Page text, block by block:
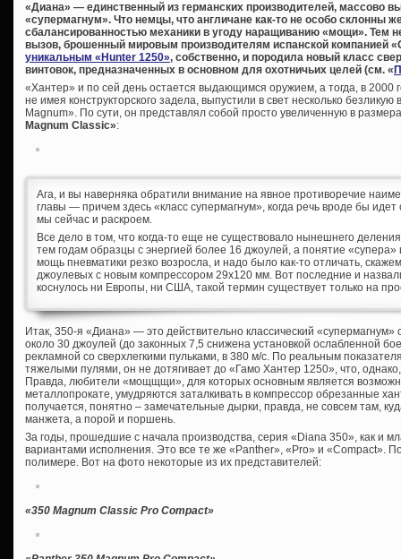
«Диана» — единственный из германских производителей, массово
«супермагнум». Что немцы, что англичане как-то не особо склонны
сбалансированностью механики в угоду наращиванию «мощи». Тем
вызов, брошенный мировым производителям испанской компанией
уникальным «Hunter 1250», собственно, и породила новый класс
винтовок, предназначенных в основном для охотничьих целей (см. «
«Хантер» и по сей день остается выдающимся оружием, а тогда, в 2000
не имея конструкторского задела, выпустили в свет несколько безликую
Magnum». По сути, он представлял собой просто увеличенную в
Magnum Classic»:
Ага, и вы наверняка обратили внимание на явное противоречие
главы — причем здесь «класс супермагнум», когда речь вроде бы
мы сейчас и раскроем.
Все дело в том, что когда-то еще не существовало нынешнего
тем годам образцы с энергией более 16 джоулей, а понятие
мощь пневматики резко возросла, и надо было как-то отличать,
джоулевых с новым компрессором 29х120 мм. Вот последние и
коснулось ни Европы, ни США, такой термин существует только на
Итак, 350-я «Диана» — это действительно классический
около 30 джоулей (до законных 7,5 снижена установкой ослабленной
рекламной со сверхлегкими пульками, в 380 м/с. По реальным
тяжелыми пулями, он не дотягивает до «Гамо Хантер 1250», что,
Правда, любители «мощщщи», для которых основным является
металлопрокате, умудряются заталкивать в компрессор обрезанные
получается, понятно – замечательные дырки, правда, не совсем там,
манжета, а порой и поршень.
За годы, прошедшие с начала производства, серия «Diana 350», как и
вариантами исполнения. Это все те же «Panther», «Pro» и «Compact».
полимере. Вот на фото некоторые из их представителей:
«350 Magnum Classic Pro Compact»